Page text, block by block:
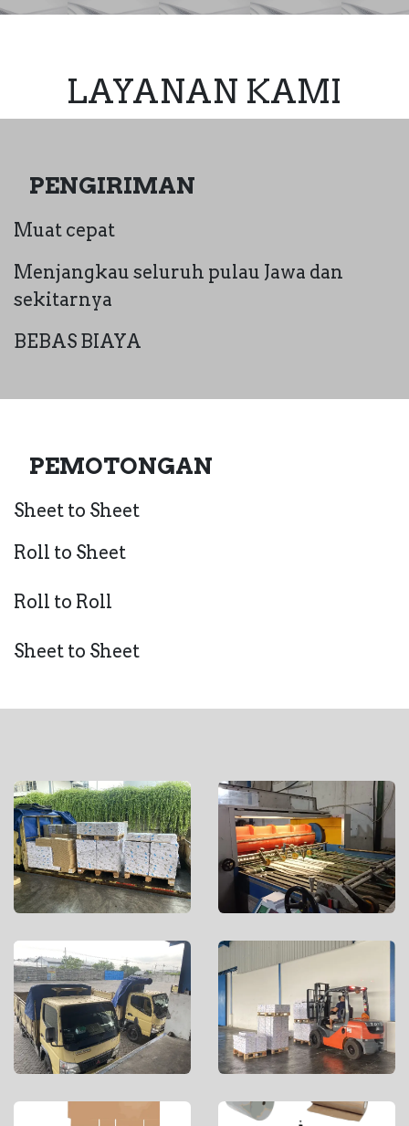
LAYANAN KAMI
​PENGIRIMAN
Muat cepat
Menjangkau seluruh pulau Jawa dan
sekitarnya
BEBAS BIAYA
PEMOTONGAN
Sheet to Sheet
Rol​l to Sheet​
Roll to Roll
Sheet to Sheet